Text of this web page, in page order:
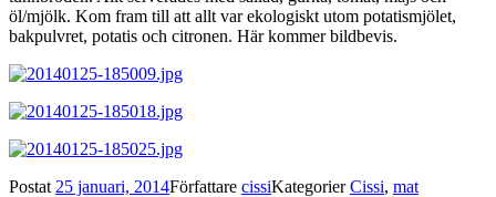
öl/mjölk. Kom fram till att allt var ekologiskt utom potatismjölet,
bakpulvret, potatis och citronen. Här kommer bildbevis.
Postat 25 januari, 2014Författare cissiKategorierCissi, mat